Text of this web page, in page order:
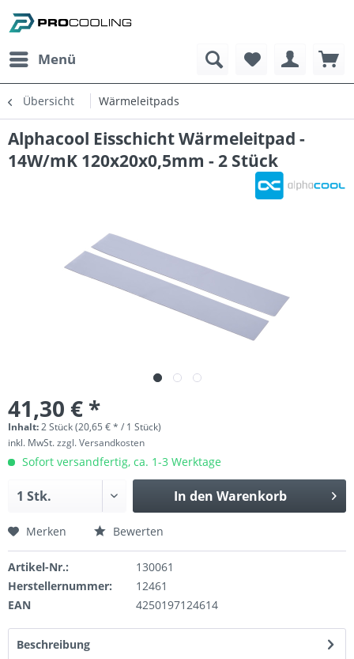
Menü
Übersicht Wärmeleitpads
Alphacool Eisschicht Wärmeleitpad -
14W/mK 120x20x0,5mm - 2 Stück
41,30 € *
Inhalt:2 Stück (20,65 € * / 1 Stück)
inkl. MwSt.zzgl. Versandkosten
Sofort versandfertig, ca. 1-3 Werktage
In den Warenkorb
Merken Bewerten
Artikel-Nr.:
130061
Herstellernummer:
12461
EAN
4250197124614
Beschreibung